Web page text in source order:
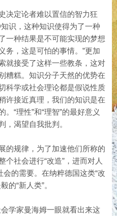
决定论者难以置信的智力狂
识，这种知识使得为了一种
一种结果是不可能实现的梦想
务，这是可怕的事情。”更加
就接受了这样一些教条，这对
糟糕。知识分子天然的优势在
科学或社会理论都是假说性质
许接近真理，我们的知识是在
“理性”和“理智”的最好意义
，渴望自我批判。
的规律，为了加速他们所称的
个社会进行“改造”，进而对人
会的需要。在纳粹德国这类“改
的“新人类”。
学家曼海姆一眼就看出来这